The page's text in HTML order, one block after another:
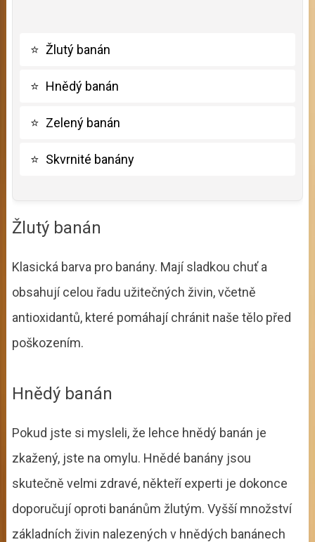
⭐ Žlutý banán
⭐ Hnědý banán
⭐ Zelený banán
⭐ Skvrnité banány
Žlutý banán
Klasická barva pro banány. Mají sladkou chuť a
obsahují celou řadu užitečných živin, včetně
antioxidantů, které pomáhají chránit naše tělo před
poškozením.
Hnědý banán
Pokud jste si mysleli, že lehce hnědý banán je
zkažený, jste na omylu. Hnědé banány jsou
skutečně velmi zdravé, někteří experti je dokonce
doporučují oproti banánům žlutým. Vyšší množství
základních živin nalezených v hnědých banánech